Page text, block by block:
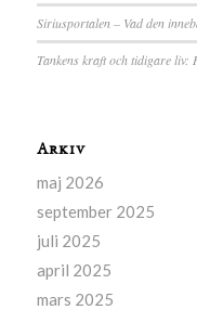
Siriusportalen – Vad den
Tankens kraft och tidigare
Arkiv
maj 2026
september 2025
juli 2025
april 2025
mars 2025